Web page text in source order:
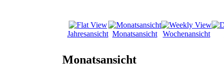
Jahresansicht Monatsansicht Wochenansicht
Monatsansicht